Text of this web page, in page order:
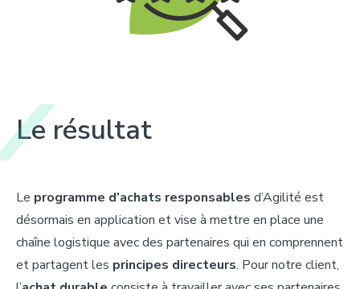
Le résultat
Le programme d’achats responsables d’Agilité est
désormais en application et vise à mettre en place une
chaîne logistique avec des partenaires qui en comprennent
et partagent les principes directeurs. Pour notre client,